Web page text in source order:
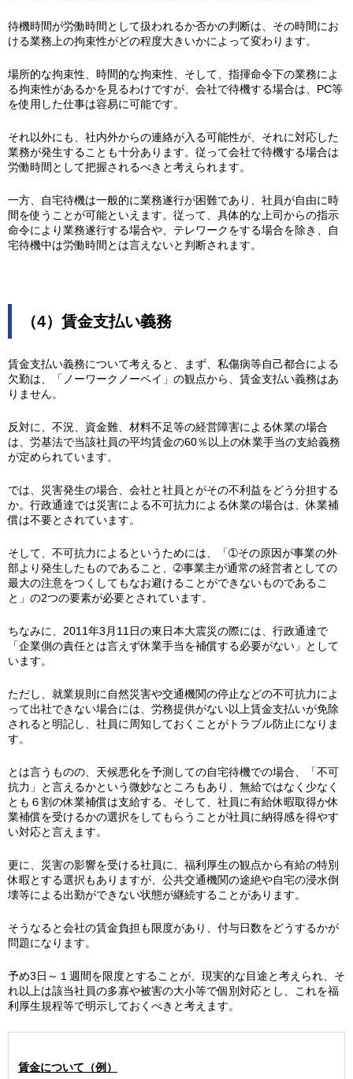
待機時間が労働時間として扱われるか否かの判断は、その時間にお
ける業務上の拘束性がどの程度大きいかによって変わります。
場所的な拘束性、時間的な拘束性、そして、指揮命令下の業務によ
る拘束性があるかを見るわけですが、会社で待機する場合は、PC等
を使用した仕事は容易に可能です。
それ以外にも、社内外からの連絡が入る可能性が、それに対応した
業務が発生することも十分あります。従って会社で待機する場合は
労働時間として把握されるべきと考えられます。
一方、自宅待機は一般的に業務遂行が困難であり、社員が自由に時
間を使うことが可能といえます。従って、具体的な上司からの指示
命令により業務遂行する場合や、テレワークをする場合を除き、自
宅待機中は労働時間とは言えないと判断されます。
（4）賃金支払い義務
賃金支払い義務について考えると、まず、私傷病等自己都合による
欠勤は、「ノーワークノーペイ」の観点から、賃金支払い義務はあ
りません。
反対に、不況、資金難、材料不足等の経営障害による休業の場合
は、労基法で当該社員の平均賃金の60％以上の休業手当の支給義務
が定められています。
では、災害発生の場合、会社と社員とがその不利益をどう分担する
か。行政通達では災害による不可抗力による休業の場合は、休業補
償は不要とされています。
そして、不可抗力によるというためには、「➀その原因が事業の外
部より発生したものであること、➁事業主が通常の経営者としての
最大の注意をつくしてもなお避けることができないものであるこ
と」の2つの要素が必要とされています。
ちなみに、2011年3月11日の東日本大震災の際には、行政通達で
「企業側の責任とは言えず休業手当を補償する必要がない」として
います。
ただし、就業規則に自然災害や交通機関の停止などの不可抗力によ
って出社できない場合には、労務提供がない以上賃金支払いが免除
されると明記し、社員に周知しておくことがトラブル防止になりま
す。
とは言うものの、天候悪化を予測しての自宅待機での場合、「不可
抗力」と言えるかという微妙なところもあり、無給ではなく少なく
とも６割の休業補償は支給する。そして、社員に有給休暇取得か休
業補償を受けるかの選択をしてもらうことが社員に納得感を得やす
い対応と言えます。
更に、災害の影響を受ける社員に、福利厚生の観点から有給の特別
休暇とする選択もありますが、公共交通機関の途絶や自宅の浸水倒
壊等による出勤ができない状態が継続することがあります。
そうなると会社の賃金負担も限度があり、付与日数をどうするかが
問題になります。
予め3日～１週間を限度とすることが、現実的な目途と考えられ、そ
れ以上は該当社員の多寡や被害の大小等で個別対応とし、これを福
利厚生規程等で明示しておくべきと考えます。
賃金について（例）